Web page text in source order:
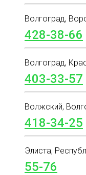
Волгоград,
428-38-66
Волгоград,
403-33-57
Волжский,
418-34-25
Элиста,
55-76